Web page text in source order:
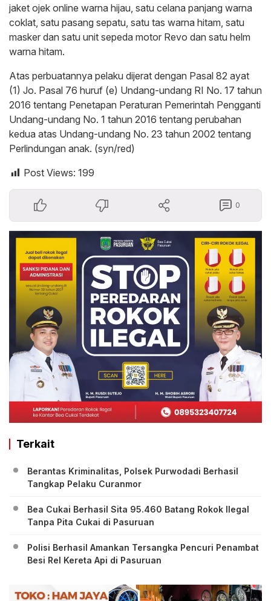
jaket ojek online warna hijau, satu celana panjang warna
coklat, satu pasang sepatu, satu tas warna hitam, satu
masker dan satu unit sepeda motor Revo dan satu helm
warna hitam.
Atas perbuatannya pelaku dijerat dengan Pasal 82 ayat
(1) Jo. Pasal 76 huruf (e) Undang-undang RI No. 17 tahun
2016 tentang Penetapan Peraturan Pemerintah Pengganti
Undang-undang No. 1 tahun 2016 tentang perubahan
kedua atas Undang-undang No. 23 tahun 2002 tentang
Perlindungan anak. (syn/red)
Post Views: 199
0
Terkait
Berantas Kriminalitas, Polsek Purwodadi Berhasil
Tangkap Pelaku Curanmor
Bea Cukai Berhasil Sita 95.460 Batang Rokok Ilegal
Tanpa Pita Cukai di Pasuruan
Polisi Berhasil Amankan Tersangka Pencuri Penambat
Besi Rel Kereta Api di Pasuruan